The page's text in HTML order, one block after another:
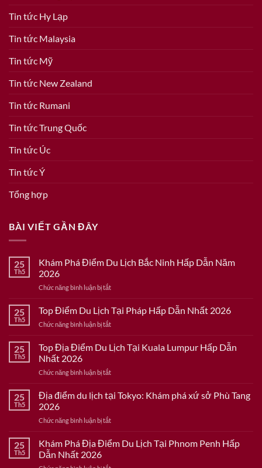
Tin tức Hy Lạp
Tin tức Malaysia
Tin tức Mỹ
Tin tức New Zealand
Tin tức Rumani
Tin tức Trung Quốc
Tin tức Úc
Tin tức Ý
Tổng hợp
BÀI VIẾT GẦN ĐÂY
25
Th5
Khám Phá Điểm Du Lịch Bắc Ninh Hấp Dẫn Năm
2026
Chức năng bình luận bị tắtở
Phá
Điểm
Du
Bắc
Dẫn
2026
25
Th5
Top Điểm Du Lịch Tại Pháp Hấp Dẫn Nhất 2026
Chức năng bình luận bị tắtở
Điểm
Du
Tại
Hấp
2026
25
Th5
Top Địa Điểm Du Lịch Tại Kuala Lumpur Hấp Dẫn
Nhất 2026
Chức năng bình luận bị tắtở
Địa
Điểm
Lịch
Kuala
25
Th5
Địa điểm du lịch tại Tokyo: Khám phá xứ sở Phù Tang
2026
Chức năng bình luận bị tắtở
điểm
25
Th5
Khám Phá Địa Điểm Du Lịch Tại Phnom Penh Hấp
Dẫn Nhất 2026